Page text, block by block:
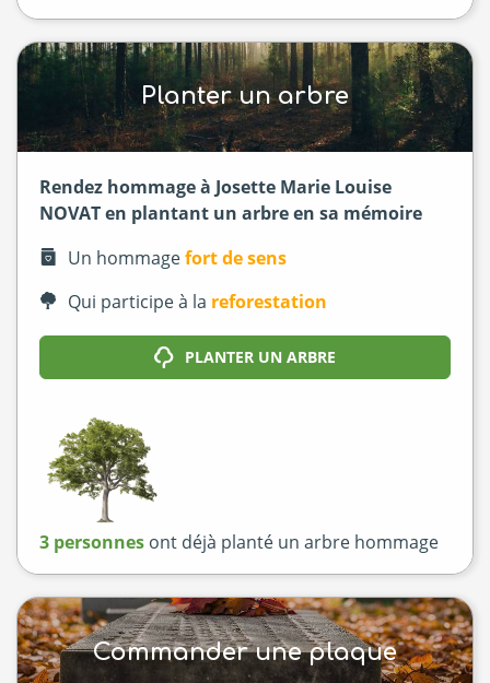
Planter un arbre
Rendez hommage à Josette Marie Louise
NOVAT en plantant un arbre en sa mémoire
Un hommagefort de sens
Qui participe à la reforestation
PLANTER UN ARBRE
3 personnes ont déjà planté un arbre hommage
Commander une plaque